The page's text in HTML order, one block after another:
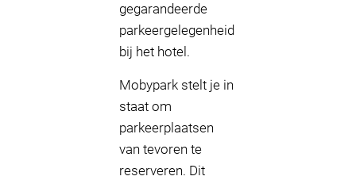
gegarandeerde
parkeergelegenheid
bij het hotel.
Mobypark stelt je in
staat om
parkeerplaatsen
van tevoren te
reserveren. Dit